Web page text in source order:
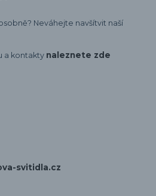
Neváhejte navšítvit naší
a kontakty naleznete zde
svitidla.cz